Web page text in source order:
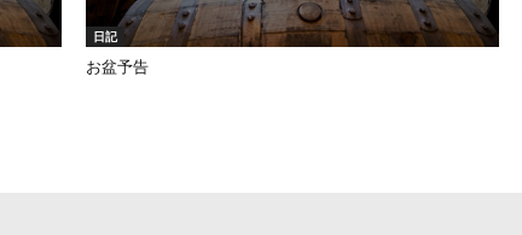
日記
お盆予告